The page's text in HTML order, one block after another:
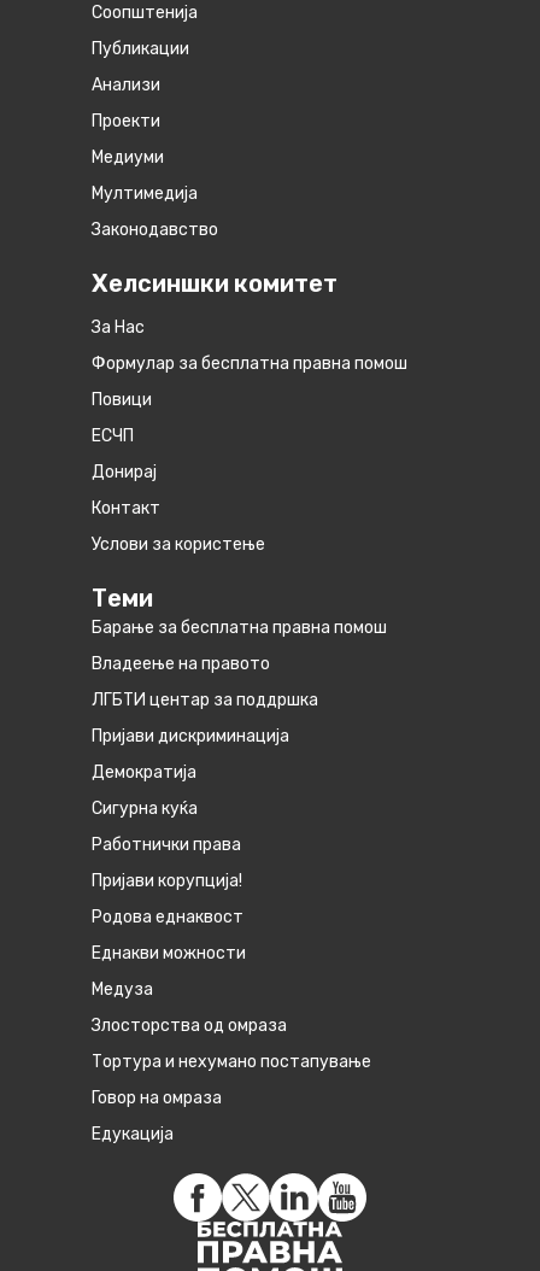
Соопштенија
Публикации
Анализи
Проекти
Медиуми
Мултимедија
Законодавство
Хелсиншки комитет
За Нас
Формулар за бесплатна правна помош
Повици
ЕСЧП
Донирај
Контакт
Услови за користење
Теми
Барање за бесплатна правна помош
Владеење на правото
ЛГБТИ центар за поддршка
Пријави дискриминација
Демократија
Сигурна куќа
Работнички права
Пријави корупција!
Родова еднаквост
Eднакви можности
Медуза
Злосторства од омраза
Тортура и нехумано постапување
Говор на омраза
Едукација